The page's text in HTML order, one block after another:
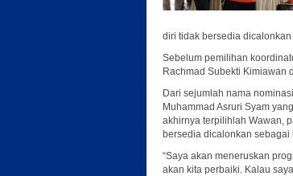
diri tidak bersedia
Sebelum pemilihan
Rachmad Subekti Kimiawan
Dari sejumlah nama
Muhammad Asruri Syam
akhirnya terpilihlah Wawan,
bersedia dicalonkan sebagai
“Saya akan meneruskan
akan kita perbaiki. Kalau